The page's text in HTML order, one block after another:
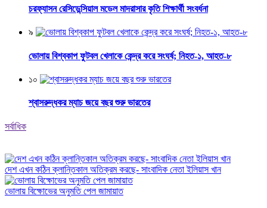
চরফ্যাসন রেসিডেন্সিয়াল মডেল মাদরাসার কৃতি শিক্ষার্থী সংবর্ধনা
৯
ভোলায় বিশ্বকাপ ফুটবল খেলাকে কেন্দ্র করে সংঘর্ষ; নিহত-১, আহত-৮
১০
শ্বাসরুদ্ধকর ম্যাচ জয়ে বছর শুরু ভারতের
সর্বাধিক
দেশ এখন কঠিন ক্লান্তিকাল অতিক্রম করছে- সাংবাদিক নেতা ইলিয়াস খান
ভোলায় বিক্ষোভের অনুমতি পেল জামায়াত